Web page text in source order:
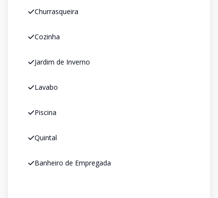
Churrasqueira
Cozinha
Jardim de Inverno
Lavabo
Piscina
Quintal
Banheiro de Empregada